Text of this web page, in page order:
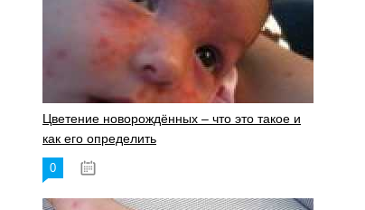
Цветение новорождённых – что это такое и
как его определить
0